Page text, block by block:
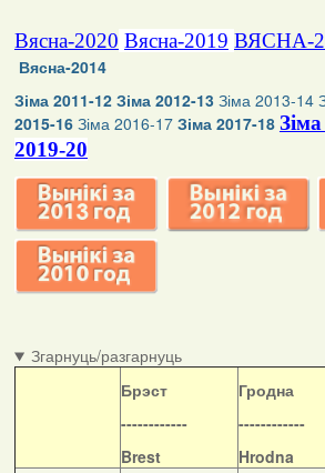
Вясна-2020 Вясна-2019 ВЯСНА-
Вясна-2014
Зіма 2011-12 Зіма 2012-13 Зіма 2013-14
2015-16 Зіма 2016-17 Зіма 2017-18
2019-20
Згарнуць/разгарнуць
Брэст
------------
Brest
Гродна
------------
Hrodna